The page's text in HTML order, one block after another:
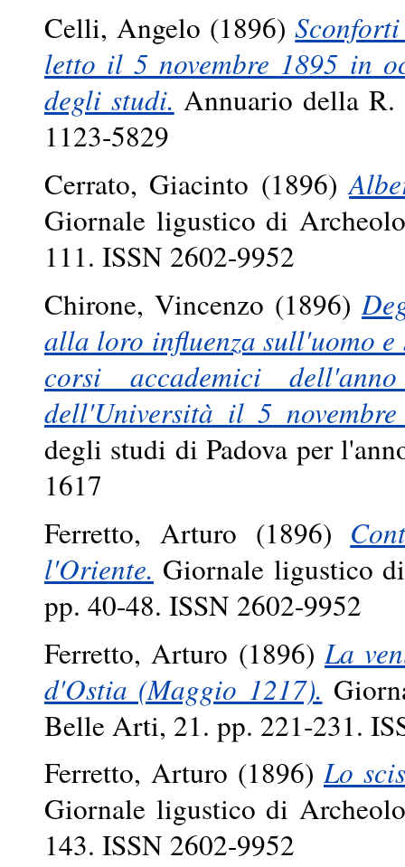
Celli, Angelo (1896)
letto il 5 novembre 1895 in
degli studi. Annuario della
1123-5829
Cerrato, Giacinto (1896)
Giornale ligustico di
111. ISSN 2602-9952
Chirone, Vincenzo (1896)
alla loro influenza sull'uomo
corsi accademici
dell'Università il 5
degli studi di Padova per
1617
Ferretto, Arturo (1896)
l'Oriente. Giornale ligustico
pp. 40-48. ISSN 2602-9952
Ferretto, Arturo (1896)La
d'Ostia (Maggio 1217).
Belle Arti, 21. pp. 221-231.
Ferretto, Arturo (1896)Lo
Giornale ligustico di
143. ISSN 2602-9952